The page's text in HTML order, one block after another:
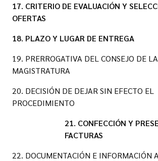
17. CRITERIO DE EVALUACIÓN Y
OFERTAS
18. PLAZO Y LUGAR DE ENTREGA
19. PRERROGATIVA DEL CONSEJO DE LA
MAGISTRATURA
20. DECISIÓN DE DEJAR SIN EFECTO EL
PROCEDIMIENTO
21. CONFECCIÓN Y
FACTURAS
22. DOCUMENTACIÓN E INFORMACIÓN